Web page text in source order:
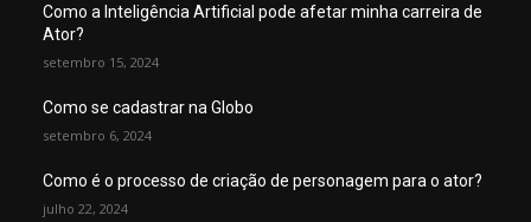
Como a Inteligência Artificial pode afetar minha carreira de
Ator?
setembro 15, 2024
Como se cadastrar na Globo
setembro 6, 2024
Como é o processo de criação de personagem para o ator?
julho 22, 2024